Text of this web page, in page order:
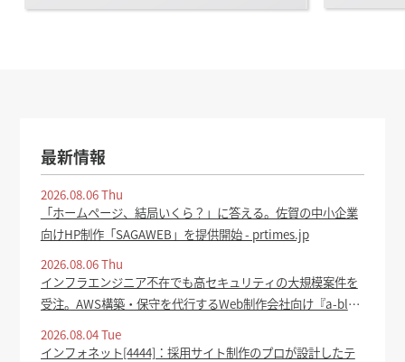
最新情報
2026.08.06 Thu
「ホームページ、結局いくら？」に答える。佐賀の中小企業
向けHP制作「SAGAWEB」を提供開始 - prtimes.jp
2026.08.06 Thu
インフラエンジニア不在でも高セキュリティの大規模案件を
受注。AWS構築・保守を代行するWeb制作会社向け『a-blog
2026.08.04 Tue
インフォネット[4444]：採用サイト制作のプロが設計したテ